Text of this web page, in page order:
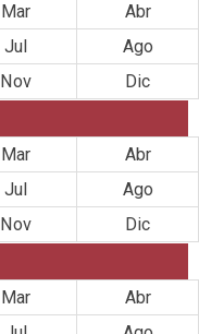
Mar
Abr
Jul
Ago
Nov
Dic
Mar
Abr
Jul
Ago
Nov
Dic
Mar
Abr